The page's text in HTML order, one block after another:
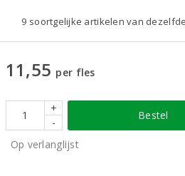
9 soortgelijke artikelen van
11,55 per fles
+
-
Bestel
Op verlanglijst